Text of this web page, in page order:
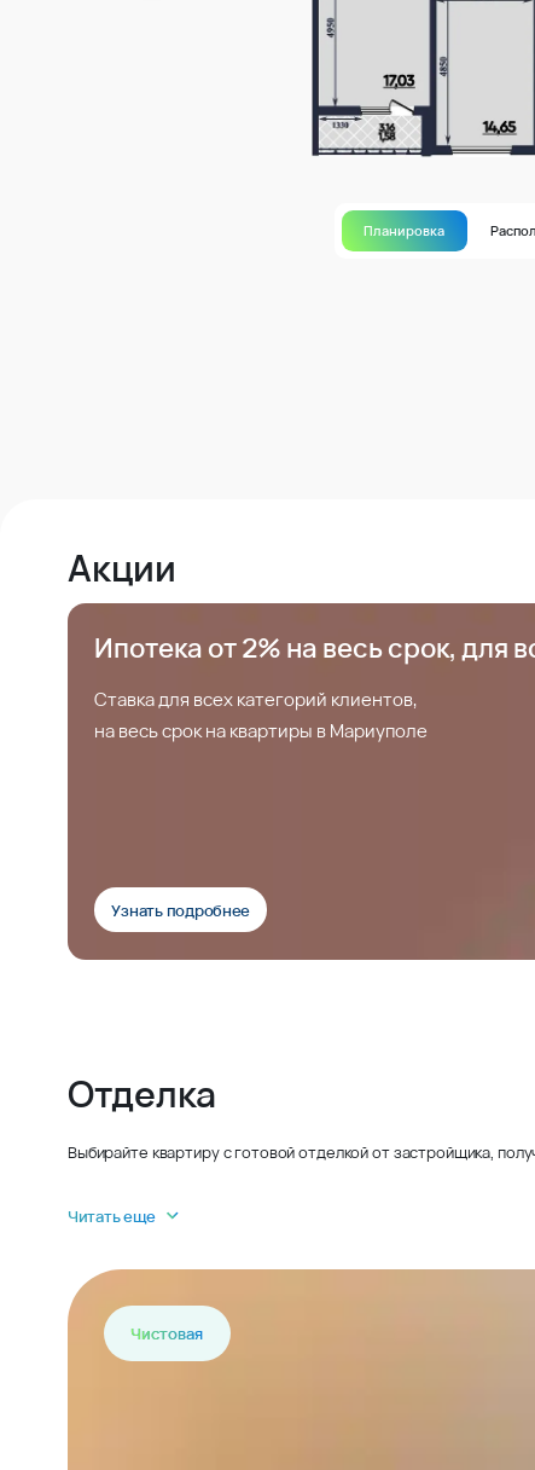
Планировка
Акции
Ипотека от 2% на весь срок, для
Ставка для всех категорий клиентов,
на весь срок на квартиры в Мариуполе
Узнать подробнее
Отделка
Выбирайте квартиру с готовой отделкой от застройщика,
Читать еще
Чистовая